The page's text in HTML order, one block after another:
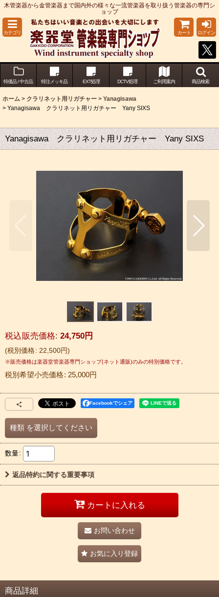
木管楽器から金管楽器まで国内外の様々な一流管楽器を取り扱う管楽器の専門シ
ョップ
カテゴリ カート ログイン
特価品 / 中古品 特注メッキ品 EXT処理 DCTV処理 ご利用案内 商品検索
ホーム > クラリネット用リガチャー > Yanagisawa
> Yanagisawa クラリネット用リガチャー Yany SIXS
Yanagisawa クラリネット用リガチャー Yany SIXS
税別価格: 22,500円
税込 : 24,750円
税別希望小売価格: 25,000円
Facebookでシェア
種類 を選択してください
数量:
返品特約に関する重要事項
カートに入れる
お問い合わせ
お気に入り登録
商品詳細